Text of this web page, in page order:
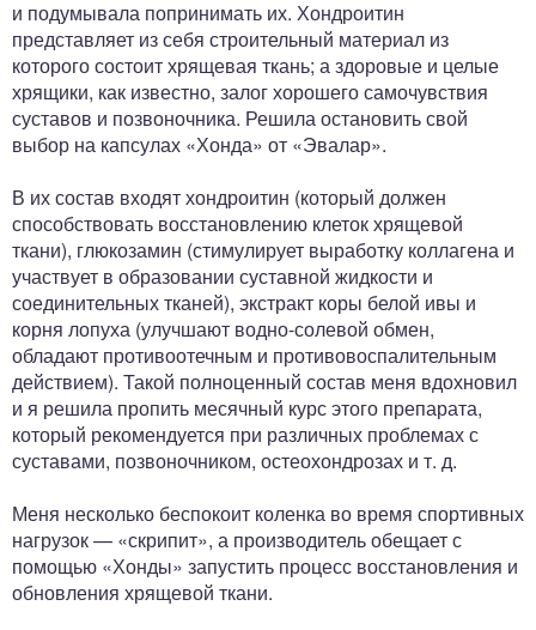
и подумывала попринимать их. Хондроитин
представляет из себя строительный материал из
которого состоит хрящевая ткань; а здоровые и целые
хрящики, как известно, залог хорошего самочувствия
суставов и позвоночника. Решила остановить свой
выбор на капсулах «Хонда» от «Эвалар».
В их состав входят хондроитин (который должен
способствовать восстановлению клеток хрящевой
ткани), глюкозамин (стимулирует выработку коллагена и
участвует в образовании суставной жидкости и
соединительных тканей), экстракт коры белой ивы и
корня лопуха (улучшают водно-солевой обмен,
обладают противоотечным и противовоспалительным
действием). Такой полноценный состав меня вдохновил
и я решила пропить месячный курс этого препарата,
который рекомендуется при различных проблемах с
суставами, позвоночником, остеохондрозах и т. д.
Меня несколько беспокоит коленка во время спортивных
нагрузок — «скрипит», а производитель обещает с
помощью «Хонды» запустить процесс восстановления и
обновления хрящевой ткани.